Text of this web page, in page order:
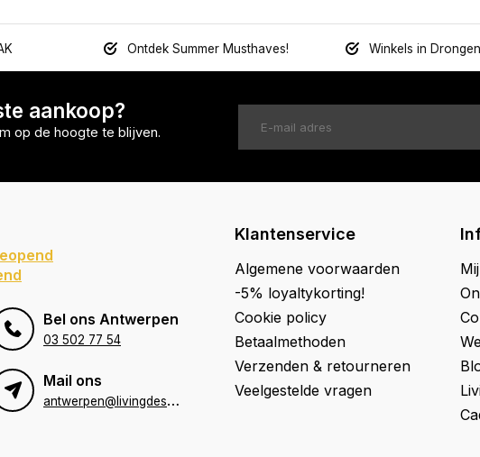
Ontdek Summer Musthaves! Winkels in
aankoop?
op de hoogte te blijven.
Bel ons Antwerpen
03 502 77 54
Mail ons
a
ntwerpen@livingdesign.be
Klantenservice
Algemene voorwaarden
-5% loyaltykorting!
Cookie policy
Betaalmethoden
Verzenden & retourneren
Veelgestelde vragen